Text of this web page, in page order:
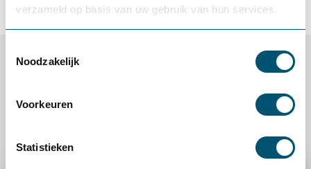
verzameld op basis van uw gebruik van hun services.
Noodzakelijk
Voorkeuren
Statistieken